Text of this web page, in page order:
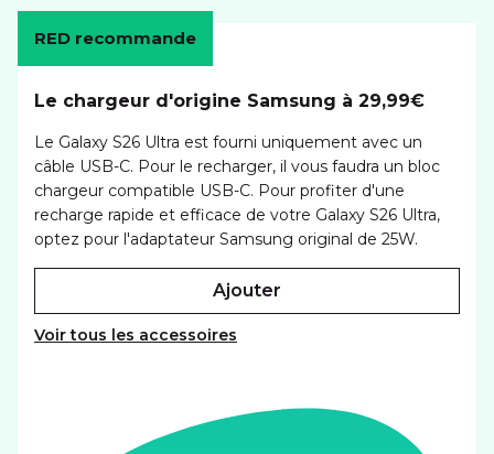
RED recommande
Le chargeur d'origine Samsung à 29,99€
Le Galaxy S26 Ultra est fourni uniquement avec un
câble USB-C. Pour le recharger, il vous faudra un bloc
chargeur compatible USB-C. Pour profiter d'une
recharge rapide et efficace de votre Galaxy S26 Ultra,
optez pour l'adaptateur Samsung original de 25W.
ajouter
Voir tous les accessoires